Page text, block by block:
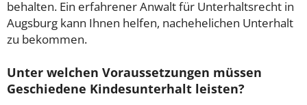
behalten. Ein erfahrener Anwalt für Unterhaltsrecht in
Augsburg kann Ihnen helfen, nachehelichen Unterhalt
zu bekommen.
Unter welchen Voraussetzungen müssen
Geschiedene Kindesunterhalt leisten?